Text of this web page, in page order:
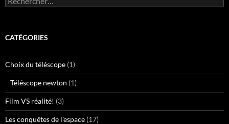
CATÉGORIES
Choix du téléscope (1)
Téléscope newton (1)
Film VS réalité! (3)
Les conquêtes de l'espace (17)